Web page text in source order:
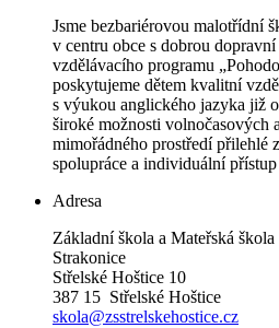
Jsme bezbariérovou malotřídní
v centru obce s dobrou
vzdělávacího programu
poskytujeme dětem kvalitní
s výukou anglického jazyka již
široké možnosti volnočasových
mimořádného prostředí přilehlé
spolupráce a individuální
Adresa
Základní škola a Mateřská
Strakonice
Střelské Hoštice 10
387 15 Střelské Hoštice
skola@zsstrelskehostice.cz